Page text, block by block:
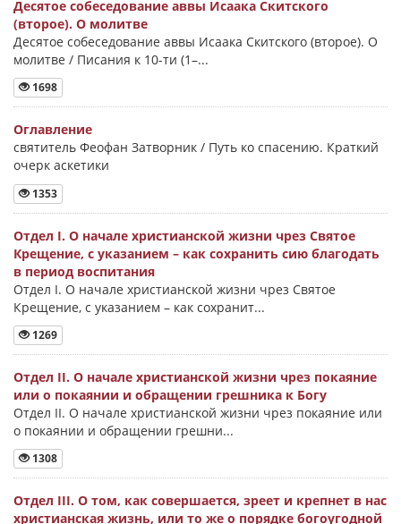
Десятое собеседование аввы Исаака Скитского
(второе). О молитве
Десятое собеседование аввы Исаака Скитского (второе). О
молитве / Писания к 10-ти (1–...
1698
Оглавление
святитель Феофан Затворник / Путь ко спасению. Краткий
очерк аскетики
1353
Отдел I. О начале христианской жизни чрез Святое
Крещение, с указанием – как сохранить сию благодать
в период воспитания
Отдел I. О начале христианской жизни чрез Святое
Крещение, с указанием – как сохранит...
1269
Отдел II. О начале христианской жизни чрез покаяние
или о покаянии и обращении грешника к Богу
Отдел II. О начале христианской жизни чрез покаяние или
о покаянии и обращении грешни...
1308
Отдел III. О том, как совершается, зреет и крепнет в нас
христианская жизнь, или то же о порядке богоугодной